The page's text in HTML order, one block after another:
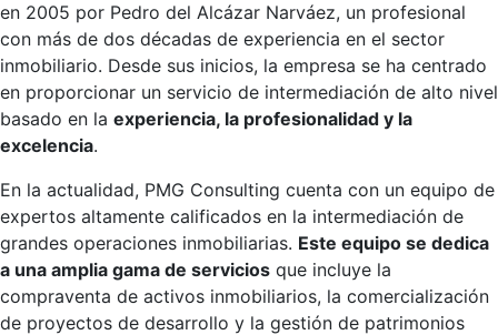
en 2005 por Pedro del Alcázar Narváez, un profesional
con más de dos décadas de experiencia en el sector
inmobiliario. Desde sus inicios, la empresa se ha centrado
en proporcionar un servicio de intermediación de alto nivel
basado en la experiencia, la profesionalidad y la
excelencia.
En la actualidad, PMG Consulting cuenta con un equipo de
expertos altamente calificados en la intermediación de
grandes operaciones inmobiliarias. Este equipo se dedica
a una amplia gama de servicios que incluye la
compraventa de activos inmobiliarios, la comercialización
de proyectos de desarrollo y la gestión de patrimonios